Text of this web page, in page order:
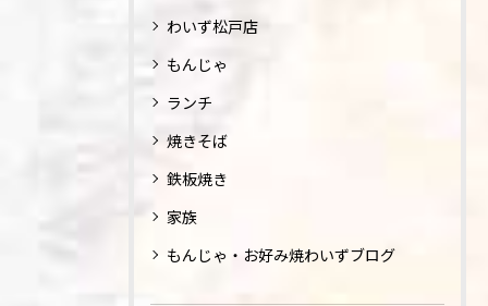
わいず松戸店
もんじゃ
ランチ
焼きそば
鉄板焼き
家族
もんじゃ・お好み焼わいずブログ